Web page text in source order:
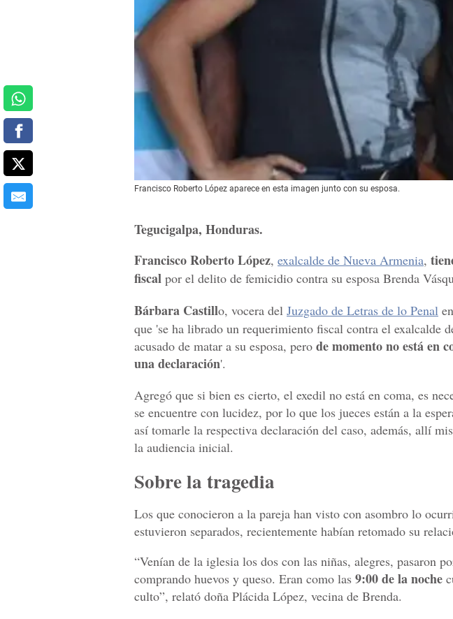
Francisco Roberto López aparece en esta imagen junto con su esposa.
Tegucigalpa, Honduras.
Francisco Roberto López, exalcalde de Nueva Armenia,
fiscal por el delito de femicidio contra su esposa Brenda
Bárbara Castillo, vocera del Juzgado de Letras de lo Penal
que 'se ha librado un requerimiento fiscal contra el exalcalde
acusado de matar a su esposa, pero de momento no está en
una declaración'.
Agregó que si bien es cierto, el exedil no está en coma, es
se encuentre con lucidez, por lo que los jueces están a la
así tomarle la respectiva declaración del caso, además, allí
la audiencia inicial.
Sobre la tragedia
Los que conocieron a la pareja han visto con asombro lo
estuvieron separados, recientemente habían retomado su
“Venían de la iglesia los dos con las niñas, alegres, pasaron
comprando huevos y queso. Eran como las 9:00 de la noche
culto”, relató doña Plácida López, vecina de Brenda.